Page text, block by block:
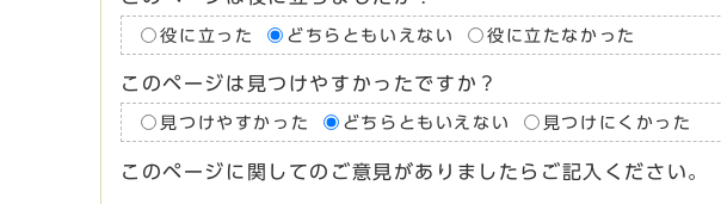
役に立った どちらともいえない 役に立たなかった
このページは見つけやすかったですか？
見つけやすかった どちらともいえない 見つけにくかった
このページに関してのご意見がありましたらご記入ください。